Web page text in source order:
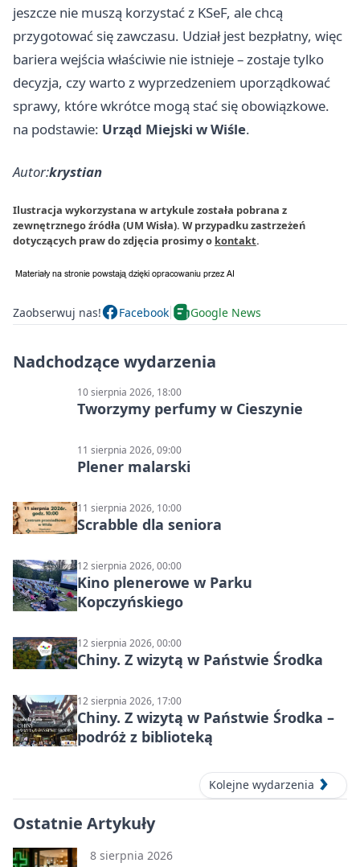
jeszcze nie muszą korzystać z KSeF, ale chcą
przygotować się zawczasu. Udział jest bezpłatny, więc
bariera wejścia właściwie nie istnieje – zostaje tylko
decyzja, czy warto z wyprzedzeniem uporządkować
sprawy, które wkrótce mogą stać się obowiązkowe.
na podstawie: Urząd Miejski w Wiśle.
Autor:krystian
Ilustracja wykorzystana w artykule została pobrana z
zewnętrznego źródła (UM Wisła). W przypadku zastrzeżeń
dotyczących praw do zdjęcia prosimy o kontakt.
Zaobserwuj nas! Facebook Google News
Nadchodzące wydarzenia
10 sierpnia 2026, 18:00
Tworzymy perfumy w Cieszynie
11 sierpnia 2026, 09:00
Plener malarski
11 sierpnia 2026, 10:00
Scrabble dla seniora
12 sierpnia 2026, 00:00
Kino plenerowe w Parku
Kopczyńskiego
12 sierpnia 2026, 00:00
Chiny. Z wizytą w Państwie Środka
12 sierpnia 2026, 17:00
Chiny. Z wizytą w Państwie Środka –
podróż z biblioteką
Kolejne wydarzenia
Ostatnie Artykuły
8 sierpnia 2026